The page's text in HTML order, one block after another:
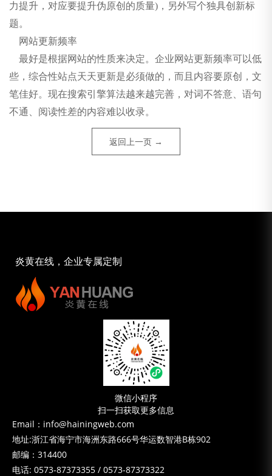
力提升，对应要提升伪原创的质量)，另外写个独具创新标
题。
网站更新频率
最好是根据网站的性质来决定。企业网站更新频率可以低
些，综合性站点天天更新是必须做的，而且内容要原创，文
笔佳好。现在搜索引擎算法越来越完善，对词不答意、语句
不通、阅读性差的内容难以收录。
返回上一页 →
炎黄在线，企业专属定制
微信小程序
扫一扫获取更多信息
Email：info@hainingweb.com
地址:浙江省海宁市海洲东路666号华运数智港B栋902
邮编：314400
电话: 0573-87373355 / 0573-87373322